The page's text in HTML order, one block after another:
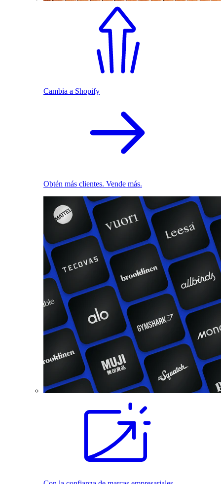
Cambia a Shopify
Obtén más clientes. Vende más.